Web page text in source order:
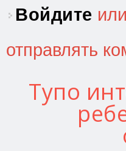
Войдите или
отправлять
Тупо